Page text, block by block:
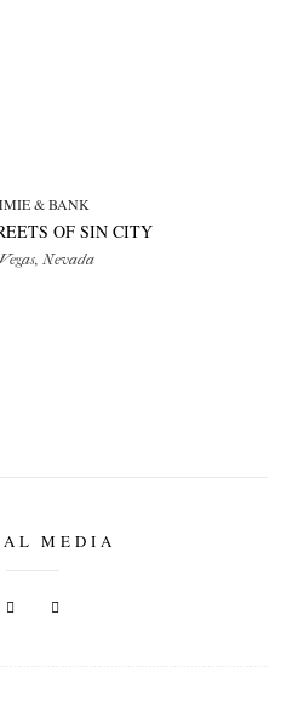
& BANK
OF SIN CITY
Nevada
MEDIA